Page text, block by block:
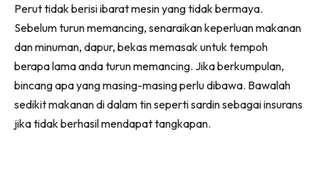
Perut tidak berisi ibarat mesin yang tidak bermaya.
Sebelum turun memancing, senaraikan keperluan makanan
dan minuman, dapur, bekas memasak untuk tempoh
berapa lama anda turun memancing. Jika berkumpulan,
bincang apa yang masing-masing perlu dibawa. Bawalah
sedikit makanan di dalam tin seperti sardin sebagai insurans
jika tidak berhasil mendapat tangkapan.